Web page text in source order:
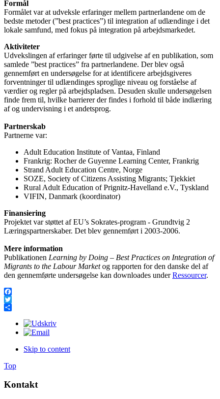
Formål
Formålet var at udveksle erfaringer mellem partnerlandene om de
bedste metoder (”best practices”) til integration af udlændinge i det
lokale samfund, med fokus på integration på arbejdsmarkedet.
Aktiviteter
Udvekslingen af erfaringer førte til udgivelse af en publikation, som
samlede ”best practices” fra partnerlandene. Der blev også
gennemført en undersøgelse for at identificere arbejdsgiveres
forventninger til udlændinges sproglige niveau og forståelse af
værdier og regler på arbejdspladsen. Desuden skulle undersøgelsen
finde frem til, hvilke barrierer der findes i forhold til både indlæring
af og undervisning i et andetsprog.
Partnerskab
Partnerne var:
Adult Education Institute of Vantaa, Finland
Frankrig: Rocher de Guyenne Learning Center, Frankrig
Strand Adult Education Centre, Norge
SOZE, Society of Citizens Assisting Migrants; Tjekkiet
Rural Adult Education of Prignitz-Havelland e.V., Tyskland
VIFIN, Danmark (koordinator)
Finansiering
Projektet var støttet af EU’s Sokrates-program - Grundtvig 2
Læringspartnerskaber. Det blev gennemført i 2003-2006.
Mere information
Publikationen Learning by Doing – Best Practices on Integration of
Migrants to the Labour Marketog rapporten for den danske del af
den gennemførte undersøgelse kan downloades underRessourcer.
Facebook
Twitter
Skip to content
Top
Kontakt